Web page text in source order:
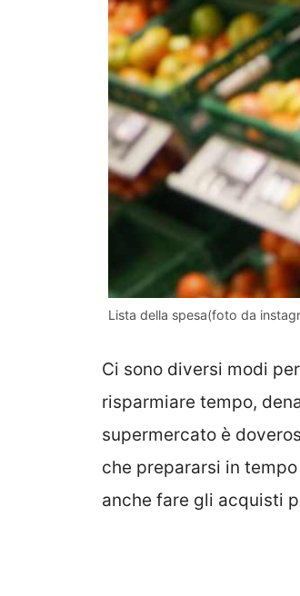
Lista della spesa(foto da
Ci sono diversi modi
risparmiare tempo,
supermercato è
che prepararsi in
anche fare gli acquisti